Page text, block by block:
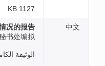
1127 KB
中文
况的报告
书处编拟
الوثيقة